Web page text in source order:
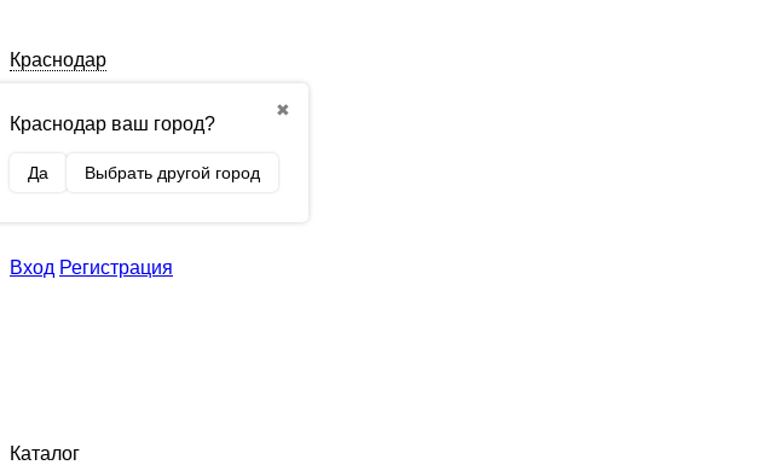
Краснодар
✖
Краснодар ваш город?
Да Выбрать другой город
Вход Регистрация
Каталог